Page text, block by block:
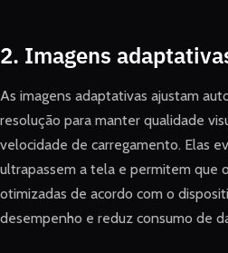
2. Imagens
As imagens adaptativas ajustam
resolução para manter qualidade
velocidade de carregamento. Elas
ultrapassem a tela e permitem que
otimizadas de acordo com o
desempenho e reduz consumo de